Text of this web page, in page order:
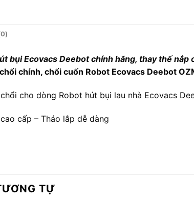
bụi Ecovacs Deebot chính hãng, thay thế
chính, chổi cuốn Robot Ecovacs Deebot
chổi cho dòng Robot hút bụi lau nhà Ecovacs
cấp – Tháo lắp dễ dàng
TỰ